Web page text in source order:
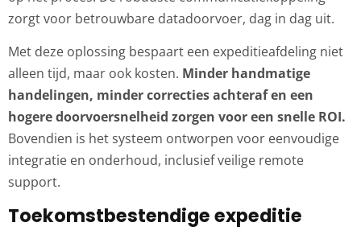
zorgt voor betrouwbare datadoorvoer, dag in dag uit.
Met deze oplossing bespaart een expeditieafdeling niet
alleen tijd, maar ook kosten. Minder handmatige
handelingen, minder correcties achteraf en een
hogere doorvoersnelheid zorgen voor een snelle ROI.
Bovendien is het systeem ontworpen voor eenvoudige
integratie en onderhoud, inclusief veilige remote
support.
Toekomstbestendige expeditie